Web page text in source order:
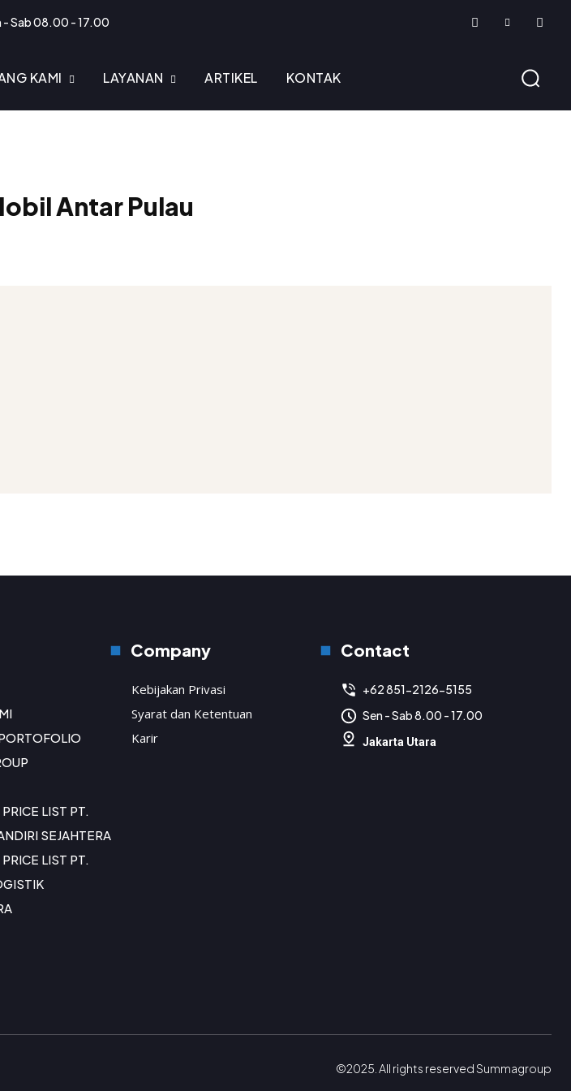
- Sab 08.00 - 17.00
KAMI LAYANAN ARTIKEL KONTAK
Antar Pulau
LIST PT.
SEJAHTERA
LIST PT.
Company
Kebijakan Privasi
Syarat dan Ketentuan
Karir
Contact
+62 851-2126-5155
Sen - Sab 8.00 - 17.00
Jakarta Utara
©2025. All rights reserved Summagroup